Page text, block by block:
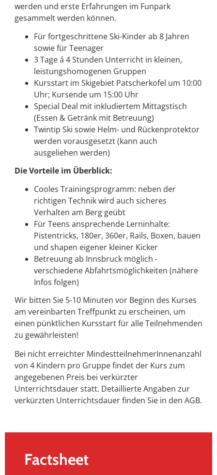
werden und erste Erfahrungen im Funpark
gesammelt werden können.
Für fortgeschrittene Ski-Kinder ab 8 Jahren
sowie für Teenager
3 Tage á 4 Stunden Unterricht in kleinen,
leistungshomogenen Gruppen
Kursstart im Skigebiet Patscherkofel um 10:00
Uhr; Kursende um 15:00 Uhr
Special Deal mit inkludiertem Mittagstisch
(Essen & Getränk mit Betreuung)
Twintip Ski sowie Helm- und Rückenprotektor
werden vorausgesetzt (kann auch
ausgeliehen werden)
Die Vorteile im Überblick:
Cooles Trainingsprogramm: neben der
richtigen Technik wird auch sicheres
Verhalten am Berg geübt
Für Teens ansprechende Lerninhalte:
Pistentricks, 180er, 360er, Rails, Boxen, bauen
und shapen eigener kleiner Kicker
Betreuung ab Innsbruck möglich -
verschiedene Abfahrtsmöglichkeiten (nähere
Infos folgen)
Wir bitten Sie 5-10 Minuten vor Beginn des Kurses
am vereinbarten Treffpunkt zu erscheinen, um
einen pünktlichen Kursstart für alle Teilnehmenden
zu gewährleisten!
Bei nicht erreichter MindestteilnehmerInnenanzahl
von 4 Kindern pro Gruppe findet der Kurs zum
angegebenen Preis bei verkürzter
Unterrichtsdauer statt. Detaillierte Angaben zur
verkürzten Unterrichtsdauer finden Sie in den AGB.
Factsheet